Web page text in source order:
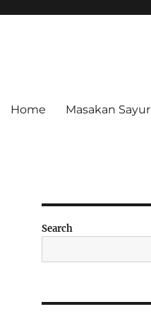
Home Masakan Sayur
Search